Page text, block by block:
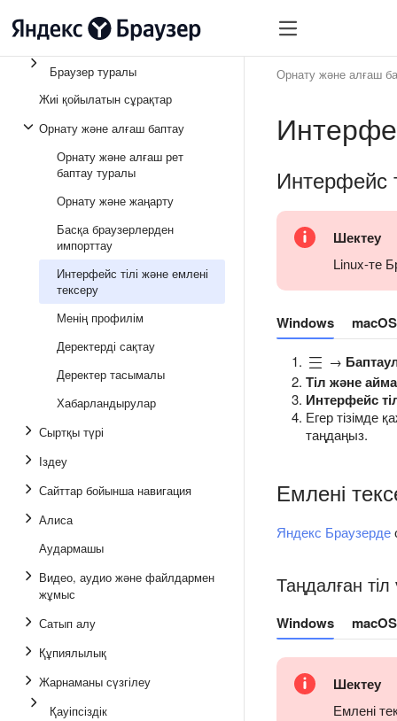
Браузер туралы
Жиі қойылатын сұрақтар
Орнату және алғаш баптау
Орнату және алғаш рет
баптау туралы
Орнату және жаңарту
Басқа браузерлерден
импорттау
Интерфейс тілі және емлені
тексеру
Менің профилім
Деректерді сақтау
Деректер тасымалы
Хабарландырулар
Сыртқы түрі
Іздеу
Сайттар бойынша навигация
Алиса
Аудармашы
Видео, аудио және файлдармен
жұмыс
Сатып алу
Құпиялылық
Жарнаманы сүзгілеу
Қауіпсіздік
Орнату және алғаш
Интерфейс
Шектеу
Linux-те
Windows macOS
→
Тіл және
Интерфейс
Егер тізімде
таңдаңыз.
Емлені
Яндекс Браузерде
Таңдалған тіл
Windows macOS
Шектеу
Емлені